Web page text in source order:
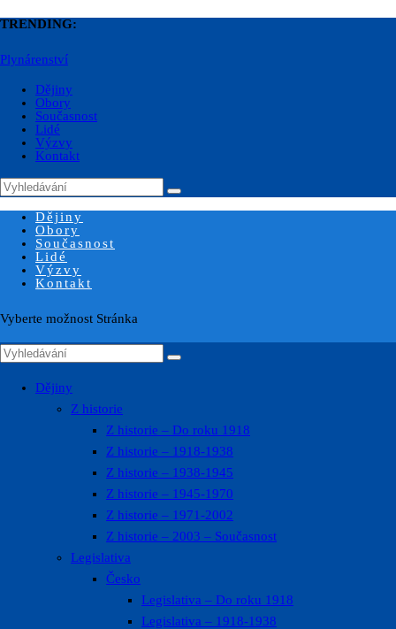
TRENDING:
Plynárenství
Dějiny
Obory
Současnost
Lidé
Výzvy
Kontakt
Dějiny
Obory
Současnost
Lidé
Výzvy
Kontakt
Vyberte možnost Stránka
Dějiny
Z historie
Z historie – Do roku 1918
Z historie – 1918-1938
Z historie – 1938-1945
Z historie – 1945-1970
Z historie – 1971-2002
Z historie – 2003 – Současnost
Legislativa
Česko
Legislativa – Do roku 1918
Legislativa – 1918-1938